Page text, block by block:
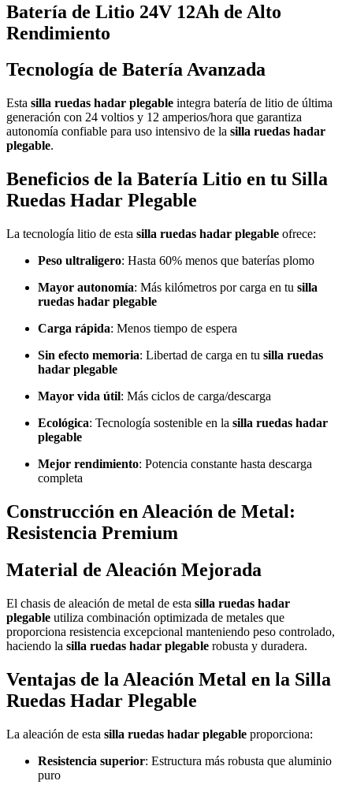
Batería de Litio 24V 12Ah de Alto
Rendimiento
Tecnología de Batería Avanzada
Esta silla ruedas hadar plegable integra batería de litio de última
generación con 24 voltios y 12 amperios/hora que garantiza
autonomía confiable para uso intensivo de la silla ruedas hadar
plegable.
Beneficios de la Batería Litio en tu Silla
Ruedas Hadar Plegable
La tecnología litio de esta silla ruedas hadar plegable ofrece:
Peso ultraligero: Hasta 60% menos que baterías plomo
Mayor autonomía: Más kilómetros por carga en tu silla
ruedas hadar plegable
Carga rápida: Menos tiempo de espera
Sin efecto memoria: Libertad de carga en tu silla ruedas
hadar plegable
Mayor vida útil: Más ciclos de carga/descarga
Ecológica: Tecnología sostenible en la silla ruedas hadar
plegable
Mejor rendimiento: Potencia constante hasta descarga
completa
Construcción en Aleación de Metal:
Resistencia Premium
Material de Aleación Mejorada
El chasis de aleación de metal de esta silla ruedas hadar
plegable utiliza combinación optimizada de metales que
proporciona resistencia excepcional manteniendo peso controlado,
haciendo la silla ruedas hadar plegable robusta y duradera.
Ventajas de la Aleación Metal en la Silla
Ruedas Hadar Plegable
La aleación de esta silla ruedas hadar plegable proporciona:
Resistencia superior: Estructura más robusta que aluminio
puro